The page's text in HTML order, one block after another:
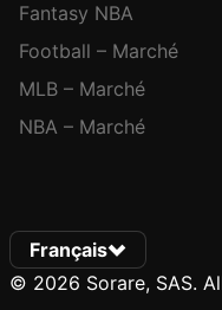
Fantasy NBA
Football – Marché
MLB – Marché
NBA – Marché
Français
© 2026 Sorare, SAS.